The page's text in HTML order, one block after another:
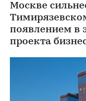
Москве
появлением в
проекта